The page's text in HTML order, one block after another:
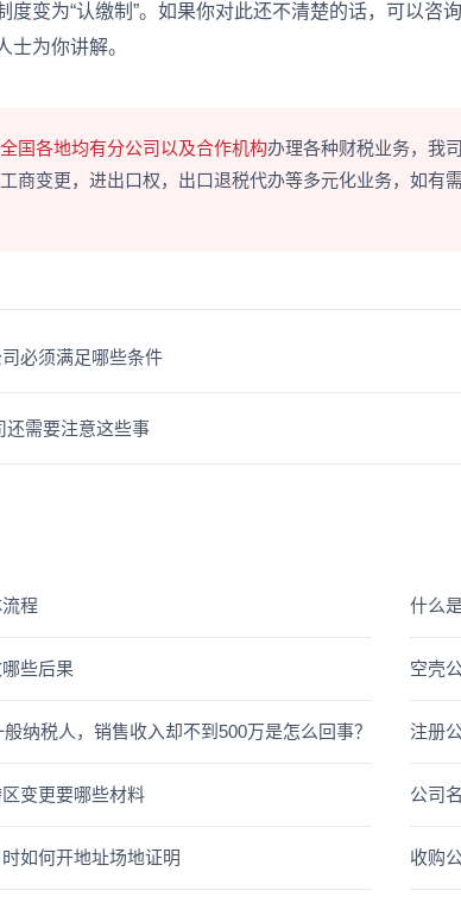
度变为“认缴制”。如果你对此还不清楚的话，可以咨
士为你讲解。
全国各地均有分公司以及合作机构办理各种财税业务，我
商变更，进出口权，出口退税代办等多元化业务，如有
还需要注意这些事
必须满足哪些条件
程 什么
些后果 空壳
纳税人，销售收入却不到500万是怎么回事？ 注册
变更要哪些材料 公司
如何开地址场地证明 收购